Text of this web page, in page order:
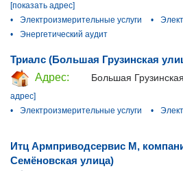
[показать адрес]
•
Электроизмерительные услуги •
•
Энергетический аудит
Триалс (Большая Грузинская
Адрес:
Большая
адрес]
•
Электроизмерительные услуги •
Итц Армприводсервис М,
Семёновская улица)